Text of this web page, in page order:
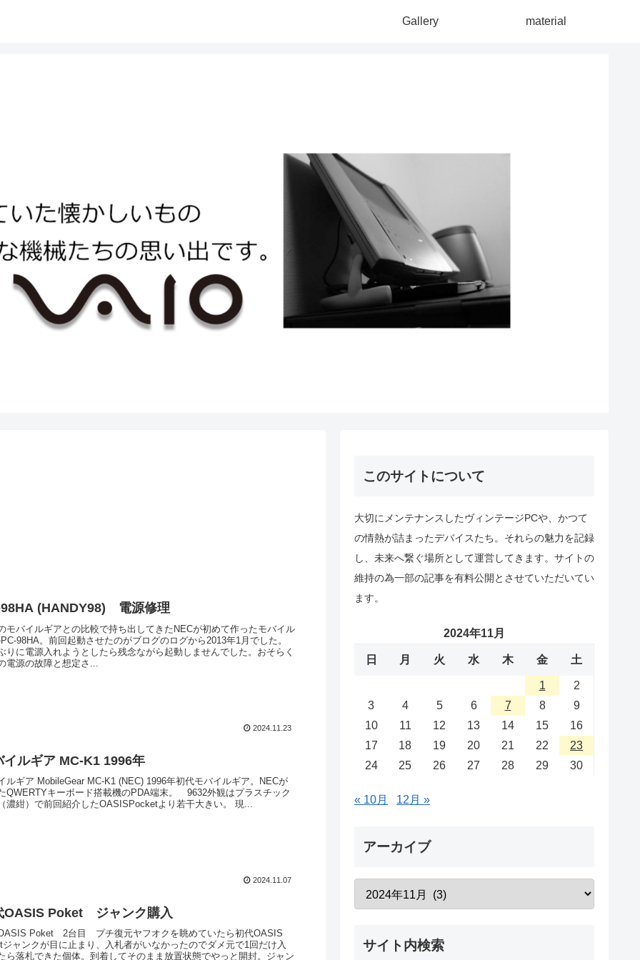
Gallery material
(HANDY98) 電源修理
モバイルギアとの比較で持ち出してきたNECが初めて作ったモバイル
98HA。前回起動させたのがブログのログから2013年1月でした。
りに電源入れようとしたら残念ながら起動しませんでした。おそらく
電源の故障と想定さ...
2024.11.23
モバイルギア MC-K1 1996年
ルギア MobileGear MC-K1 (NEC) 1996年初代モバイルギア。NECが
QWERTYキーボード搭載機のPDA端末。 9632外観はプラスチック
濃紺）で前回紹介したOASISPocketより若干大きい。 現...
2024.11.07
OASIS Poket ジャンク購入
Poket 2台目 プチ復元ヤフオクを眺めていたら初代OASIS
ジャンクが目に止まり、入札者がいなかったのでダメ元で1回だけ入
ら落札できた個体。到着してそのまま放置状態でやっと開封。ジャン
このサイトについて
大切にメンテナンスしたヴィンテージPCや、かつて
の情熱が詰まったデバイスたち。それらの魅力を記録
し、未来へ繋ぐ場所として運営してきます。サイトの
維持の為一部の記事を有料公開とさせていただいてい
ます。
2024年11月
日 月 火 水 木 金 土
1
2
3
4 5 6 7 8
9
10
11 12 13 14 15
16
17
18 19 20 21 22
23
24
25 26 27 28 29 30
« 10月 12月 »
アーカイブ
サイト内検索